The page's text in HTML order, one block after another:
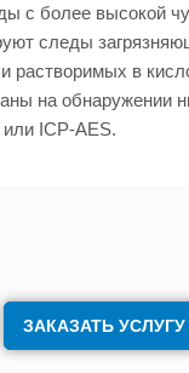
с более высокой
следы
растворимых в
на обнаружении
ICP-AES.
ЗАКАЗАТЬ УСЛУГУ